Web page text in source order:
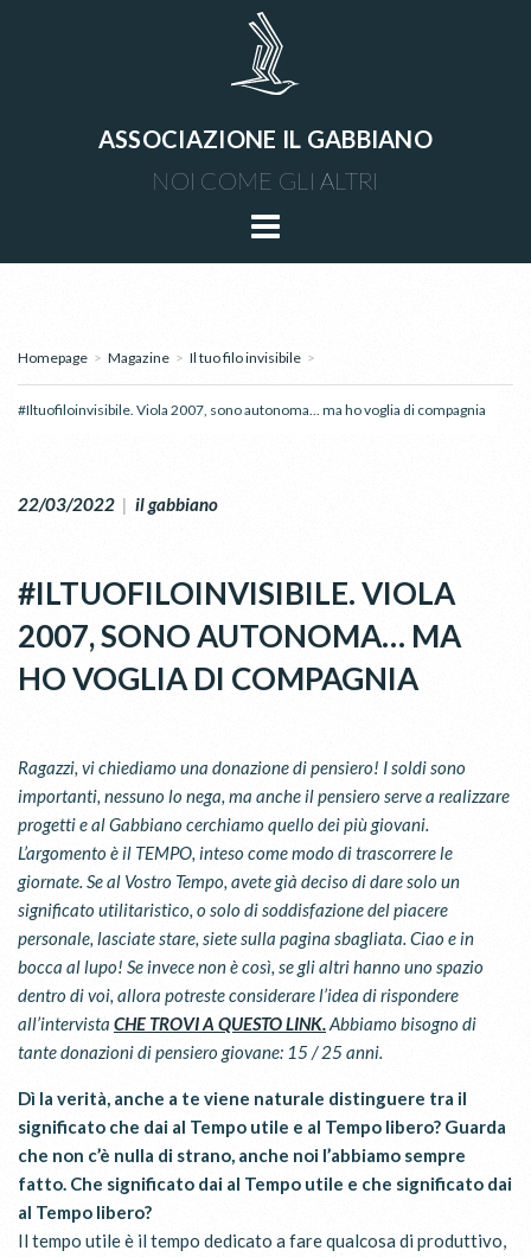
ASSOCIAZIONE IL GABBIANO
NOI COME GLI ALTRI
Homepage > Magazine > Il tuo filo invisibile >
#Iltuofiloinvisibile. Viola 2007, sono autonoma... ma ho voglia di compagnia
22/03/2022 | il gabbiano
#ILTUOFILOINVISIBILE. VIOLA
2007, SONO AUTONOMA… MA
HO VOGLIA DI COMPAGNIA
Ragazzi, vi chiediamo una donazione di pensiero! I soldi sono
importanti, nessuno lo nega, ma anche il pensiero serve a realizzare
progetti e al Gabbiano cerchiamo quello dei più giovani.
L’argomento è il TEMPO, inteso come modo di trascorrere le
giornate. Se al Vostro Tempo, avete già deciso di dare solo un
significato utilitaristico, o solo di soddisfazione del piacere
personale, lasciate stare, siete sulla pagina sbagliata. Ciao e in
bocca al lupo! Se invece non è così, se gli altri hanno uno spazio
dentro di voi, allora potreste considerare l’idea di rispondere
all’intervista CHE TROVI A QUESTO LINK.Abbiamo bisogno di
tante donazioni di pensiero giovane: 15 / 25 anni.
Dì la verità, anche a te viene naturale distinguere tra il
significato che dai al Tempo utile e al Tempo libero? Guarda
che non c’è nulla di strano, anche noi l’abbiamo sempre
fatto. Che significato dai al Tempo utile e che significato dai
al Tempo libero?
Il tempo utile è il tempo dedicato a fare qualcosa di produttivo,